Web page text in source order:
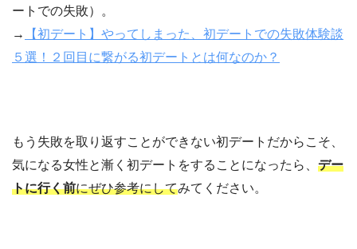
ートでの失敗）。
→
【初デート】やってしまった、初デートでの失敗体験談
５選！２回目に繋がる初デートとは何なのか？
もう失敗を取り返すことができない初デートだからこそ、
気になる女性と漸く初デートをすることになったら、 デー
トに行く前にぜひ参考にしてみてください。